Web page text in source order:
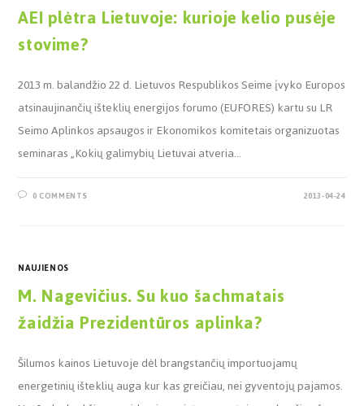
AEI plėtra Lietuvoje: kurioje kelio pusėje
stovime?
2013 m. balandžio 22 d. Lietuvos Respublikos Seime įvyko Europos
atsinaujinančių išteklių energijos forumo (EUFORES) kartu su LR
Seimo Aplinkos apsaugos ir Ekonomikos komitetais organizuotas
seminaras „Kokių galimybių Lietuvai atveria…
0 COMMENTS 2013-04-24
NAUJIENOS
M. Nagevičius. Su kuo šachmatais
žaidžia Prezidentūros aplinka?
Šilumos kainos Lietuvoje dėl brangstančių importuojamų
energetinių išteklių auga kur kas greičiau, nei gyventojų pajamos.